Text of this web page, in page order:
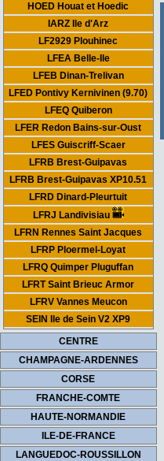
HOED Houat et Hoedic
IARZ Ile d'Arz
LF2929 Plouhinec
LFEA Belle-Ile
LFEB Dinan-Trelivan
LFED Pontivy Kernivinen (9.70)
LFEQ Quiberon
LFER Redon Bains-sur-Oust
LFES Guiscriff-Scaer
LFRB Brest-Guipavas
LFRB Brest-Guipavas XP10.51
LFRD Dinard-Pleurtuit
LFRJ Landivisiau
LFRN Rennes Saint Jacques
LFRP Ploermel-Loyat
LFRQ Quimper Pluguffan
LFRT Saint Brieuc Armor
LFRV Vannes Meucon
SEIN Ile de Sein V2 XP9
CENTRE
CHAMPAGNE-ARDENNES
CORSE
FRANCHE-COMTE
HAUTE-NORMANDIE
ILE-DE-FRANCE
LANGUEDOC-ROUSSILLON